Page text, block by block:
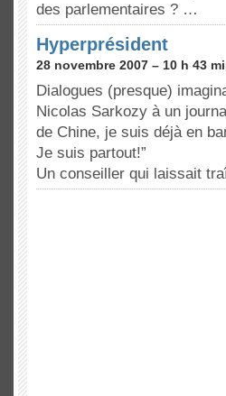
des parlementaires ? …
Hyperprésident
28 novembre 2007 – 10 h 43
Dialogues (presque)
Nicolas Sarkozy à un
de Chine, je suis déjà en
Je suis partout!”
Un conseiller qui laissait